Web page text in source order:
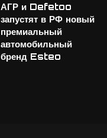
АГР и Defetoo
запустят в РФ новый
премиальный
автомобильный
бренд Esteo